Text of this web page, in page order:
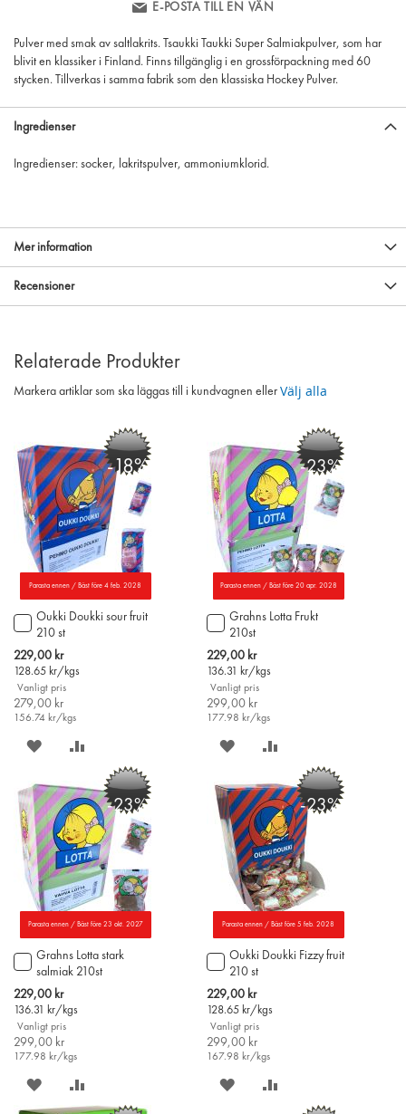
E-POSTA TILL EN VÄN
Pulver med smak av saltlakrits. Tsaukki Taukki Super Salmiakpulver, som har
blivit en klassiker i Finland. Finns tillgänglig i en grossförpackning med 60
stycken. Tillverkas i samma fabrik som den klassiska Hockey Pulver.
Ingredienser
Ingredienser: socker, lakritspulver, ammoniumklorid.
Mer information
Recensioner
Relaterade Produkter
Markera artiklar som ska läggas till i kundvagnen eller Välj alla
-18%
Parasta ennen / Bäst före 4 feb. 2028
Oukki Doukki sour fruit
210 st
Special
Price
229,00 kr
128.65 kr/kgs
Vanligt pris
279,00 kr
156.74 kr/kgs
Lägg
till
i
varukorgen
SPARA
ÖNSKELISTAN
JÄMFÖR
-23%
Parasta ennen / Bäst före 20 apr. 2028
Grahns Lotta Frukt
210st
Special
Price
229,00 kr
136.31 kr/kgs
Vanligt pris
299,00 kr
177.98 kr/kgs
Lägg
till
i
varukorgen
SPARA
ÖNSKELISTAN
JÄMFÖR
Parasta ennen / Bäst före 23 okt. 2027
-23%
Grahns Lotta stark
salmiak 210st
Special
Price
229,00 kr
136.31 kr/kgs
Vanligt pris
299,00 kr
177.98 kr/kgs
Lägg
till
i
varukorgen
SPARA
Parasta ennen / Bäst före 5 feb. 2028
-23%
Oukki Doukki Fizzy fruit
210 st
Special
Price
229,00 kr
128.65 kr/kgs
Vanligt pris
299,00 kr
167.98 kr/kgs
Lägg
till
i
varukorgen
SPARA